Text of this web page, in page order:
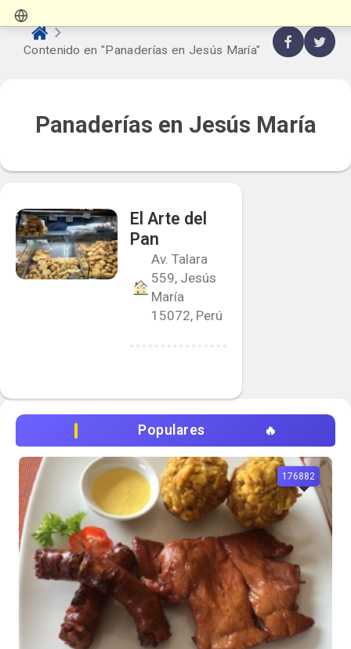
Contenido en "Panaderías en Jesús María"
Panaderías en Jesús María
El Arte del
Pan
Av. Talara
559, Jesús
María
15072, Perú
Populares
176882